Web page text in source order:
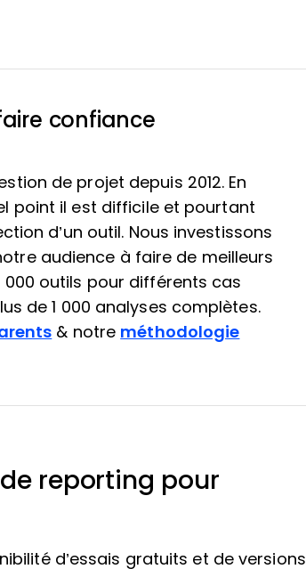
confiance
de projet depuis 2012. En
point il est difficile et pourtant
d’un outil. Nous investissons
audience à faire de meilleurs
outils pour différents cas
de 1 000 analyses complètes.
& notre méthodologie
reporting pour
d’essais gratuits et de versions